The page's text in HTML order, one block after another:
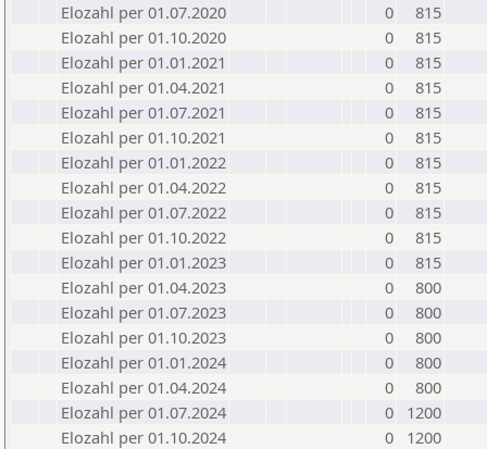
Elozahl per 01.07.2020
0
815
Elozahl per 01.10.2020
0
815
Elozahl per 01.01.2021
0
815
Elozahl per 01.04.2021
0
815
Elozahl per 01.07.2021
0
815
Elozahl per 01.10.2021
0
815
Elozahl per 01.01.2022
0
815
Elozahl per 01.04.2022
0
815
Elozahl per 01.07.2022
0
815
Elozahl per 01.10.2022
0
815
Elozahl per 01.01.2023
0
815
Elozahl per 01.04.2023
0
800
Elozahl per 01.07.2023
0
800
Elozahl per 01.10.2023
0
800
Elozahl per 01.01.2024
0
800
Elozahl per 01.04.2024
0
800
Elozahl per 01.07.2024
0
1200
Elozahl per 01.10.2024
0
1200